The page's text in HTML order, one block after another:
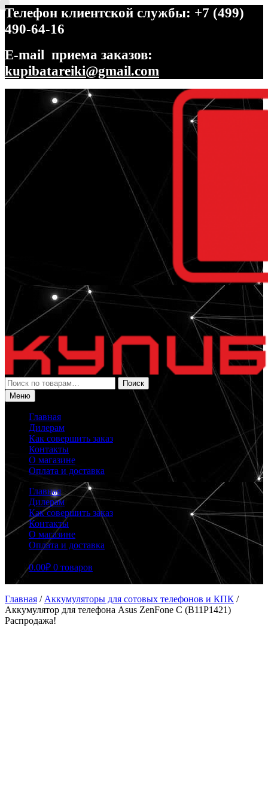
Телефон клиентской службы: +7 (499)
490-64-16
E-mail приема заказов:
kupibatareiki@gmail.com
Перейти
навигации
Перейти
содержимому
Искать:
Поиск
Меню
Главная
Дилерам
Как совершить заказ
Контакты
О магазине
Оплата и доставка
Главная
Дилерам
Как совершить заказ
Контакты
О магазине
Оплата и доставка
0.00₽ 0 товаров
Главная / Аккумуляторы для сотовых телефонов и КПК /
Аккумулятор для телефона Asus ZenFone C (B11P1421)
Распродажа!